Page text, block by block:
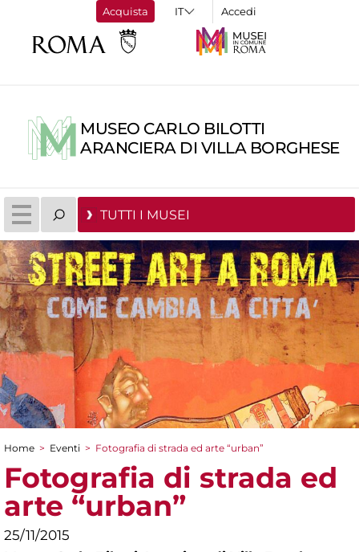
Acquista Accedi
MUSEO CARLO BILOTTI
ARANCIERA DI VILLA BORGHESE
TUTTI I MUSEI
Tu sei qui
Home > Eventi > Fotografia di strada ed arte “urban”
Fotografia di strada ed
arte “urban”
25/11/2015